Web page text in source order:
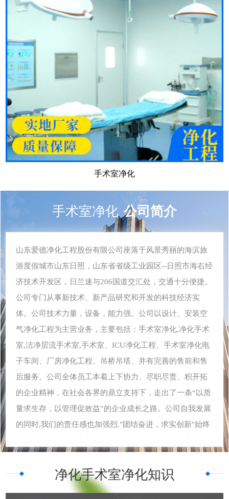
手术室净化
手术室净化 公司简介
山东爱德净化工程股份有限公司座落于风景秀丽的海滨旅
游度假城市山东日照，山东省省级工业园区--日照市海右经
济技术开发区，日兰速与206国道交汇处，交通十分便捷。
公司专门从事新技术、新产品研究和开发的科技经济实
体。公司技术力量，设备，能力强。公司以设计、安装空
气净化工程为主营业务，主要包括：手术室净化,净化手术
室,洁净层流手术室,手术室、ICU净化工程、手术室净化电
子车间、厂房净化工程、吊桥吊塔、并有完善的售前和售
后服务。公司全体员工本着上下协力、尽职尽责、积开拓
的企业精神，在社会各界的鼎立支持下，走出了一条“以质
量求生存，以管理促效益”的企业成长之路。公司自我发展
的同时,我们的责任感也加强烈."团结奋进，求实创新"始终
以“保质求，严把质量关”为质量原则，为质量目标。使我
们公司不断进步，不断完善。机遇，使我们迅速倔起;竞
净化手术室净化知识